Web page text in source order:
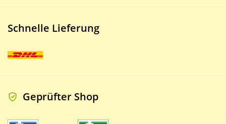
Schnelle Lieferung
Geprüfter Shop